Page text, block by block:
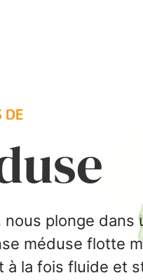
DE
plonge
méduse flotte
la fois fluide et